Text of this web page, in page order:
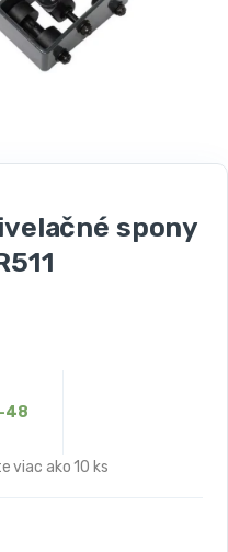
spony
48
viac ako 10 ks